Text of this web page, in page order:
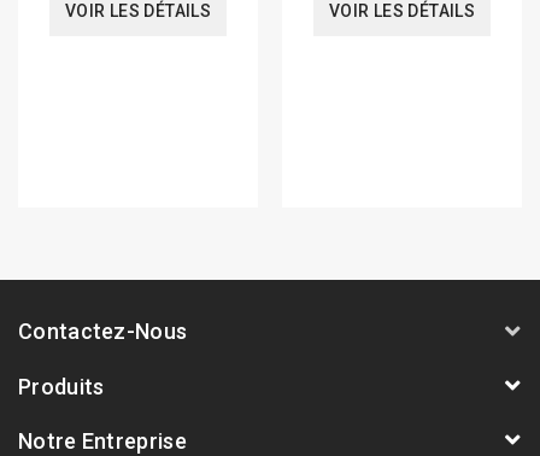
VOIR LES DÉTAILS VOIR LES DÉTAILS
Contactez-Nous
Produits
Notre Entreprise